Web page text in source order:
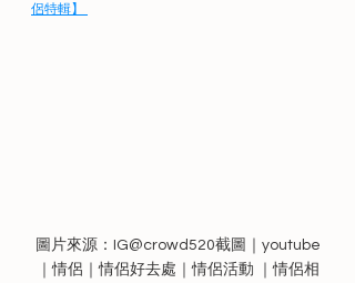
侶特輯】
圖片來源：IG@crowd520截圖｜youtube
｜情侶｜情侶好去處｜情侶活動 ｜情侶相